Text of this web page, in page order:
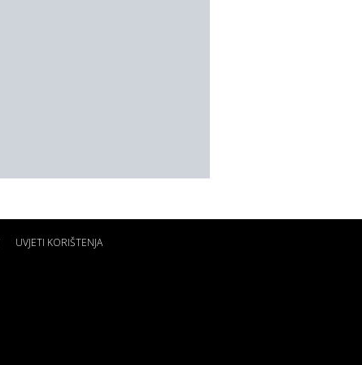
UVJETI KORIŠTENJA